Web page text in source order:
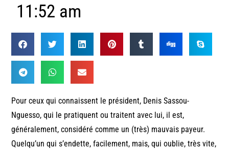
11:52 am
Pour ceux qui connaissent le président, Denis Sassou-
Nguesso, qui le pratiquent ou traitent avec lui, il est,
généralement, considéré comme un (très) mauvais payeur.
Quelqu’un qui s’endette, facilement, mais, qui oublie, très vite,